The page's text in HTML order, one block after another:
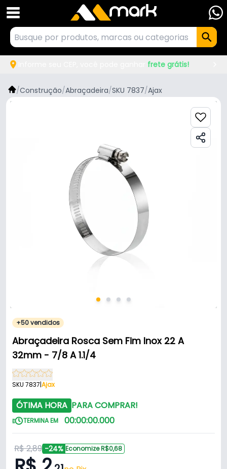
frete grátis!
/Construção/Abraçadeira/SKU 7837/Ajax
+50 vendidos
Abraçadeira Rosca Sem Fim Inox 22 A
32mm - 7/8 A 1.1/4
SKU 7837|Ajax
ÓTIMA HORA PARA COMPRAR!
TERMINA EM 00:00:00.000
R$ 2,89 -24% Economize R$0,68